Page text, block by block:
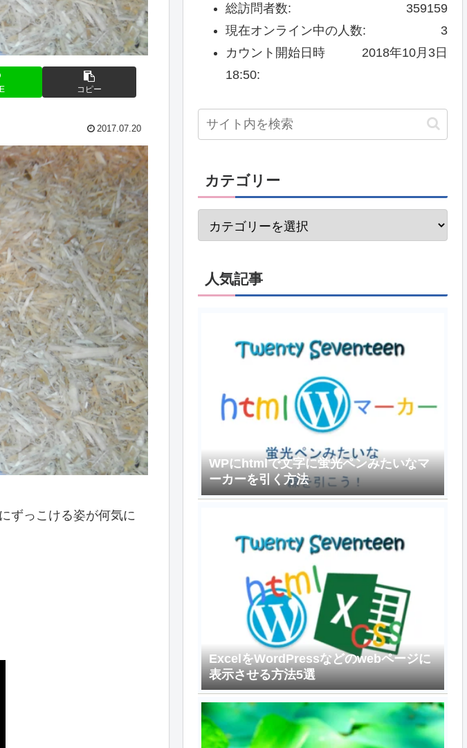
コピー
2017.07.20
ずっこける姿が何気に
359159
総訪問者数:
3
現在オンライン中の人数:
2018年10月3日
カウント開始日時
18:50:
カテゴリー
人気記事
WPにhtmlで文字に蛍光ペンみたいなマ
ーカーを引く方法
ExcelをWordPressなどのwebページに
表示させる方法5選